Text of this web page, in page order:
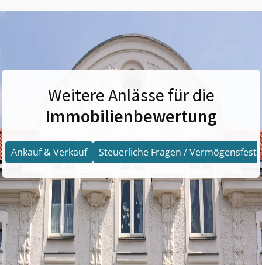
Weitere Anlässe für die
Immobilienbewertung
Ankauf & Verkauf Steuerliche Fragen /